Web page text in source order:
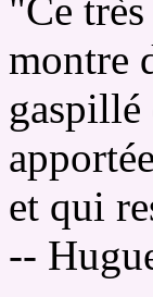
"Ce
montre
et qui
--